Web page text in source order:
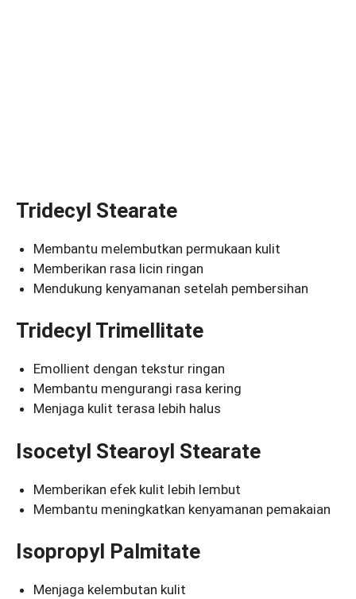
Tridecyl Stearate
Membantu melembutkan permukaan kulit
Memberikan rasa licin ringan
Mendukung kenyamanan setelah pembersihan
Tridecyl Trimellitate
Emollient dengan tekstur ringan
Membantu mengurangi rasa kering
Menjaga kulit terasa lebih halus
Isocetyl Stearoyl Stearate
Memberikan efek kulit lebih lembut
Membantu meningkatkan kenyamanan pemakaian
Isopropyl Palmitate
Menjaga kelembutan kulit